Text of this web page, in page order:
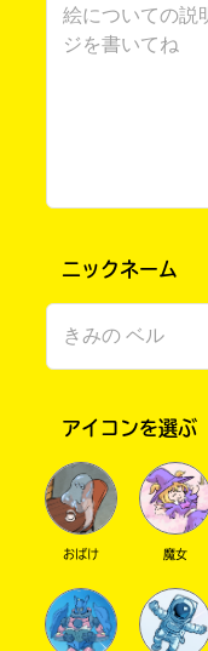
ニックネーム
アイコンを選ぶ
おばけ 魔女